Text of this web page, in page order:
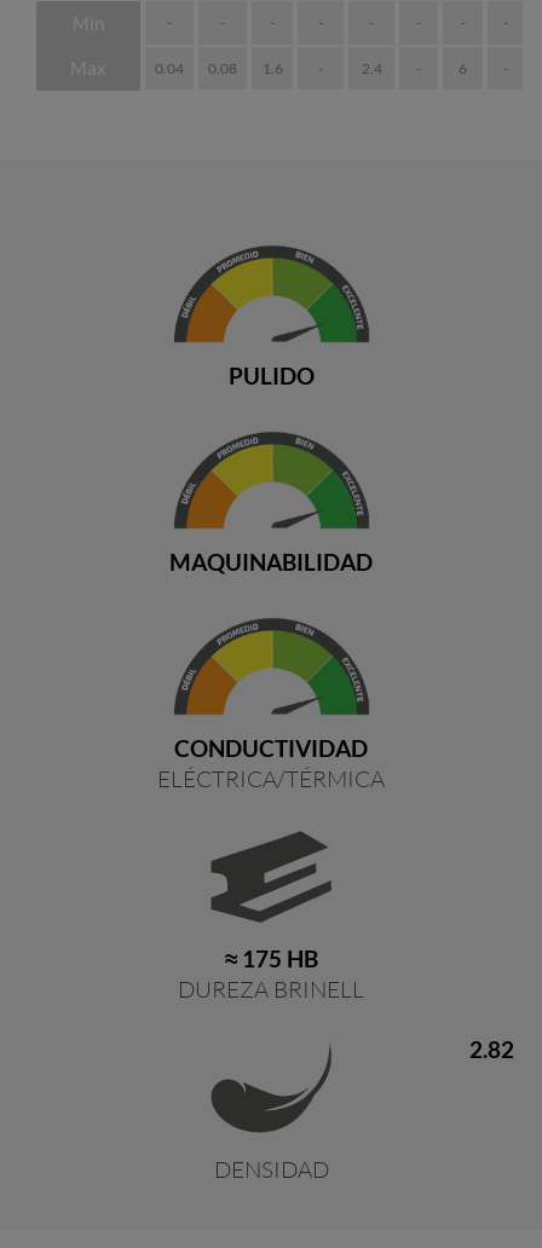
Min - - - - - - - -
Max 0.04 0.08 1.6 - 2.4 - 6 -
PULIDO
MAQUINABILIDAD
CONDUCTIVIDAD
ELÉCTRICA/TÉRMICA
≈ 175 HB
DUREZA BRINELL
2.82
DENSIDAD